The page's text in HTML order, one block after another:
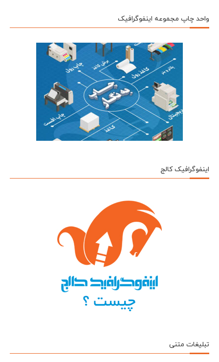
واحد چاپ مجموعه اینفوگرافیک
اینفوگرافیک کالج
تبلیغات متنی